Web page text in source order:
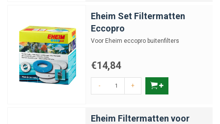
Eheim Set Filtermatten
Eccopro
Voor Eheim eccopro buitenfilters
€14,84
- +
Eheim Filtermatten voor